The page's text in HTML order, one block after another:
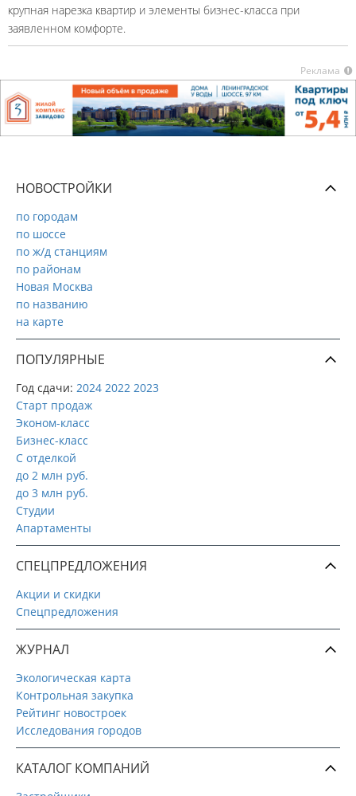
крупная нарезка квартир и элементы бизнес-класса при
заявленном комфорте.
Реклама
НОВОСТРОЙКИ
по городам
по шоссе
по ж/д станциям
по районам
Новая Москва
по названию
на карте
ПОПУЛЯРНЫЕ
Год сдачи: 2024 2022 2023
Старт продаж
Эконом-класс
Бизнес-класс
С отделкой
до 2 млн руб.
до 3 млн руб.
Студии
Апартаменты
СПЕЦПРЕДЛОЖЕНИЯ
Акции и скидки
Спецпредложения
ЖУРНАЛ
Экологическая карта
Контрольная закупка
Рейтинг новостроек
Исследования городов
КАТАЛОГ КОМПАНИЙ